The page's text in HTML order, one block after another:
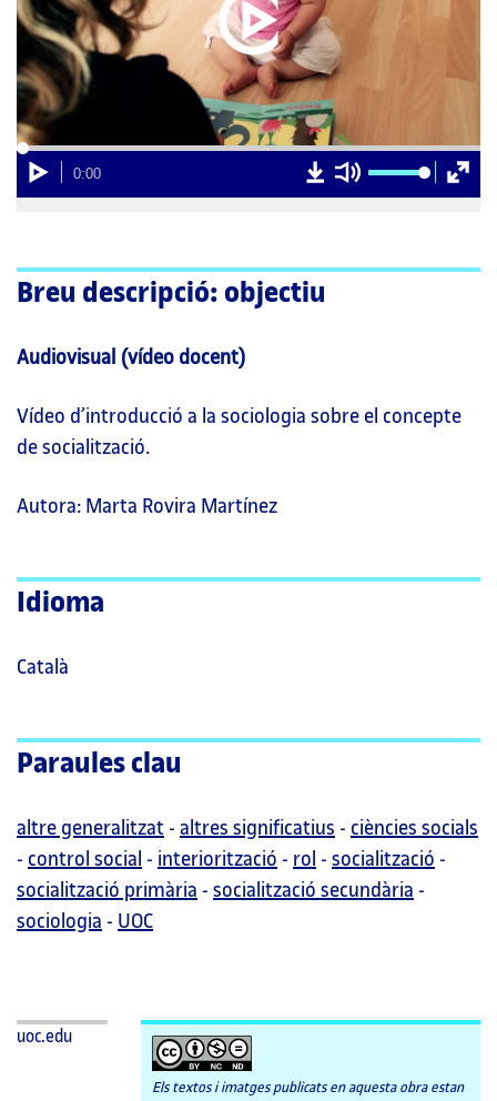
Reproducció
Current
0:00
Carregat:
0%
Progrés:
0%
00:00
00:00
Silencia
D
o
w
d
Breu descripció: objectiu
Audiovisual (vídeo docent)
Vídeo d’introducció a la sociologia sobre el concepte
de socialització.
Autora: Marta Rovira Martínez
Idioma
Català
Paraules clau
altre generalitzat - altres significatius - ciències socials
- control social - interiorització - rol - socialització -
socialització primària - socialització secundària -
sociologia - UOC
uoc.edu
Els textos i imatges publicats en aquesta obra estan